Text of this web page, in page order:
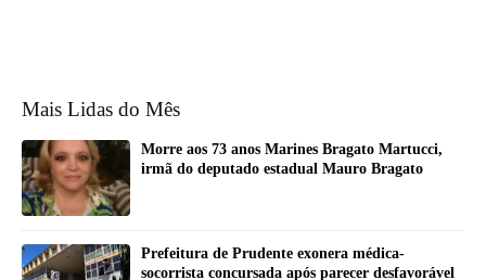
Mais Lidas do Mês
Morre aos 73 anos Marines Bragato Martucci,
irmã do deputado estadual Mauro Bragato
Prefeitura de Prudente exonera médica-
socorrista concursada após parecer desfavorável